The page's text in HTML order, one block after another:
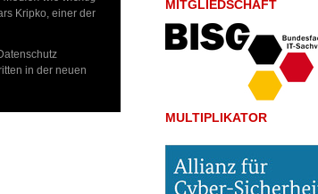
Kripko, einer der
in der neuen
MITGLIEDSCHAFT
MULTIPLIKATOR